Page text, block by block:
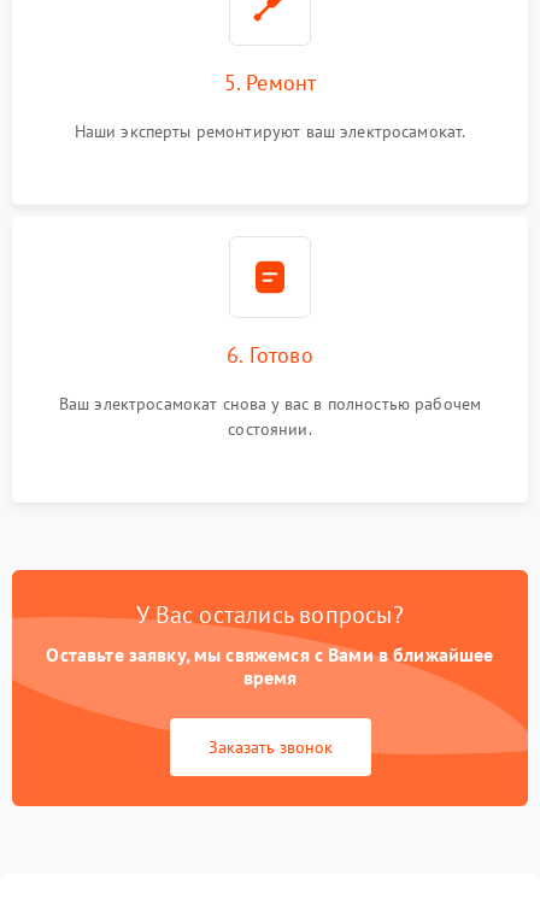
5. Ремонт
Наши эксперты ремонтируют ваш электросамокат.
6. Готово
Ваш электросамокат снова у вас в полностью рабочем
состоянии.
У Вас остались вопросы?
Оставьте заявку, мы свяжемся с Вами в ближайшее
время
Заказать звонок